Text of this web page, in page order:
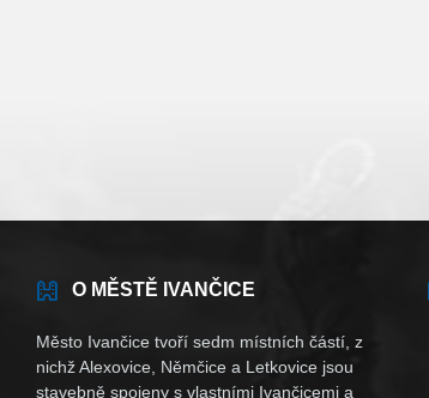
O MĚSTĚ IVANČICE
Město Ivančice tvoří sedm místních částí, z
nichž Alexovice, Němčice a Letkovice jsou
stavebně spojeny s vlastními Ivančicemi a